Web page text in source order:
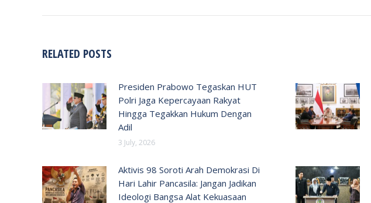
RELATED POSTS
Presiden Prabowo Tegaskan HUT
Polri Jaga Kepercayaan Rakyat
Hingga Tegakkan Hukum Dengan
Adil
3 July, 2026
Aktivis 98 Soroti Arah Demokrasi Di
Hari Lahir Pancasila: Jangan Jadikan
Ideologi Bangsa Alat Kekuasaan